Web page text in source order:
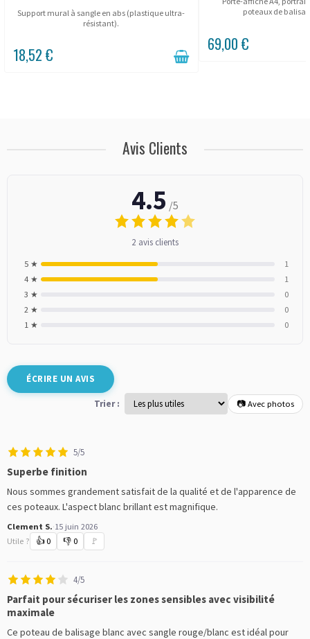
Support mural à sangle en abs (plastique ultra-
résistant).
18,52 €
poteaux de
69,00 €
Avis Clients
4.5 /5
2 avis clients
5 ★
1
4 ★
1
3 ★
0
2 ★
0
1 ★
0
ÉCRIRE UN AVIS
Trier : 📷 Avec photos
5/5
Superbe finition
Nous sommes grandement satisfait de la qualité et de l'apparence de
ces poteaux. L'aspect blanc brillant est magnifique.
Clement S.·15 juin 2026
Utile ?
👍 0 👎 0 🚩
4/5
Parfait pour sécuriser les zones sensibles avec visibilité
maximale
Ce poteau de balisage blanc avec sangle rouge/blanc est idéal pour